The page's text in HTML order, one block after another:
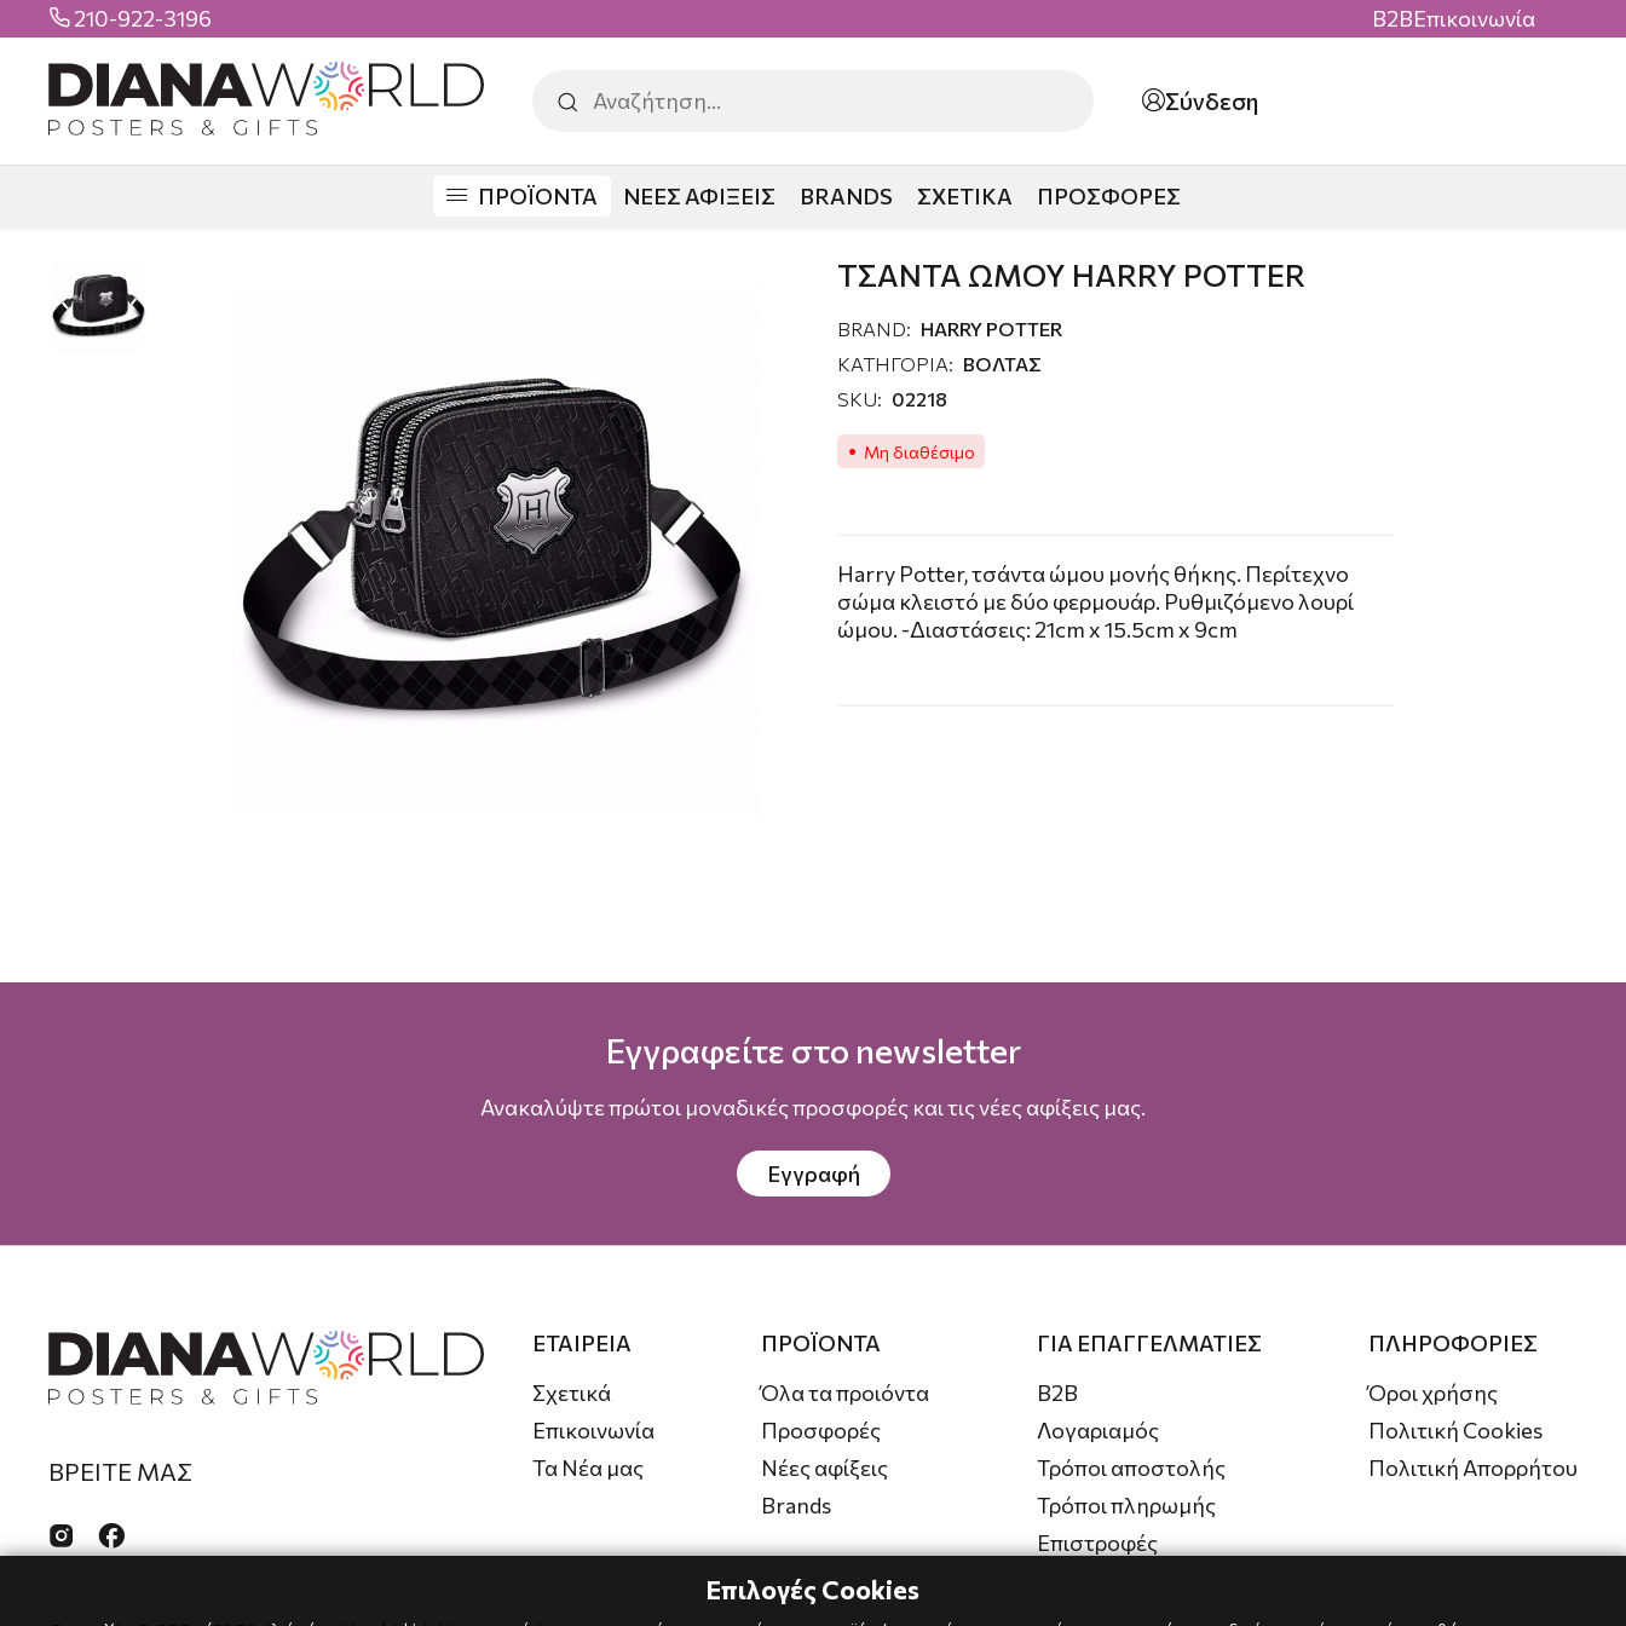
 210-922-3196 B2BΕπικοινωνία
Σύνδεση
ΠΡΟΪΟΝΤΑ ΝΕΕΣ ΑΦΙΞΕΙΣ BRANDS ΣΧΕΤΙΚΑ ΠΡΟΣΦΟΡΕΣ
ΤΣΑΝΤΑ ΩΜΟΥ HARRY POTTER
BRAND: HARRY POTTER
ΚΑΤΗΓΟΡΙΑ: ΒΟΛΤΑΣ
SKU: 02218
Μη διαθέσιμο
Harry Potter, τσάντα ώμου μονής θήκης. Περίτεχνο
σώμα κλειστό με δύο φερμουάρ. Ρυθμιζόμενο λουρί
ώμου. -Διαστάσεις: 21cm x 15.5cm x 9cm
Εγγραφείτε στο newsletter
Ανακαλύψτε πρώτοι μοναδικές προσφορές και τις νέες αφίξεις μας.
Εγγραφή
ΒΡΕΙΤΕ ΜΑΣ
 
ΕΤΑΙΡΕΙΑ
Σχετικά
Επικοινωνία
Τα Νέα μας
ΠΡΟΪΟΝΤΑ
Όλα τα προιόντα
Προσφορές
Νέες αφίξεις
Brands
ΓΙΑ ΕΠΑΓΓΕΛΜΑΤΙΕΣ
B2B
Λογαριαμός
Τρόποι αποστολής
Τρόποι πληρωμής
Επιστροφές
ΠΛΗΡΟΦΟΡΙΕΣ
Όροι χρήσης
Πολιτική Cookies
Πολιτική Απορρήτου
Επιλογές Cookies